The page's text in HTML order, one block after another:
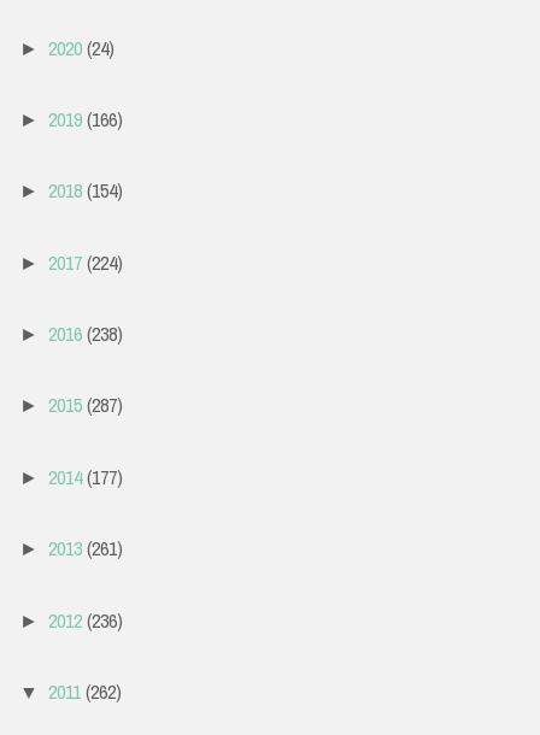
► 2020(24)
► 2019(166)
► 2018(154)
► 2017(224)
► 2016(238)
► 2015(287)
► 2014(177)
► 2013(261)
► 2012(236)
▼ 2011(262)